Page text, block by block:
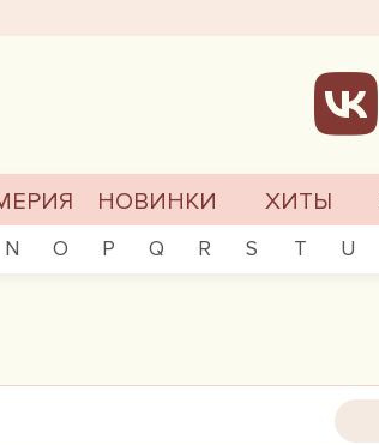
НОВИНКИ ХИТЫ
N O P Q R S T U